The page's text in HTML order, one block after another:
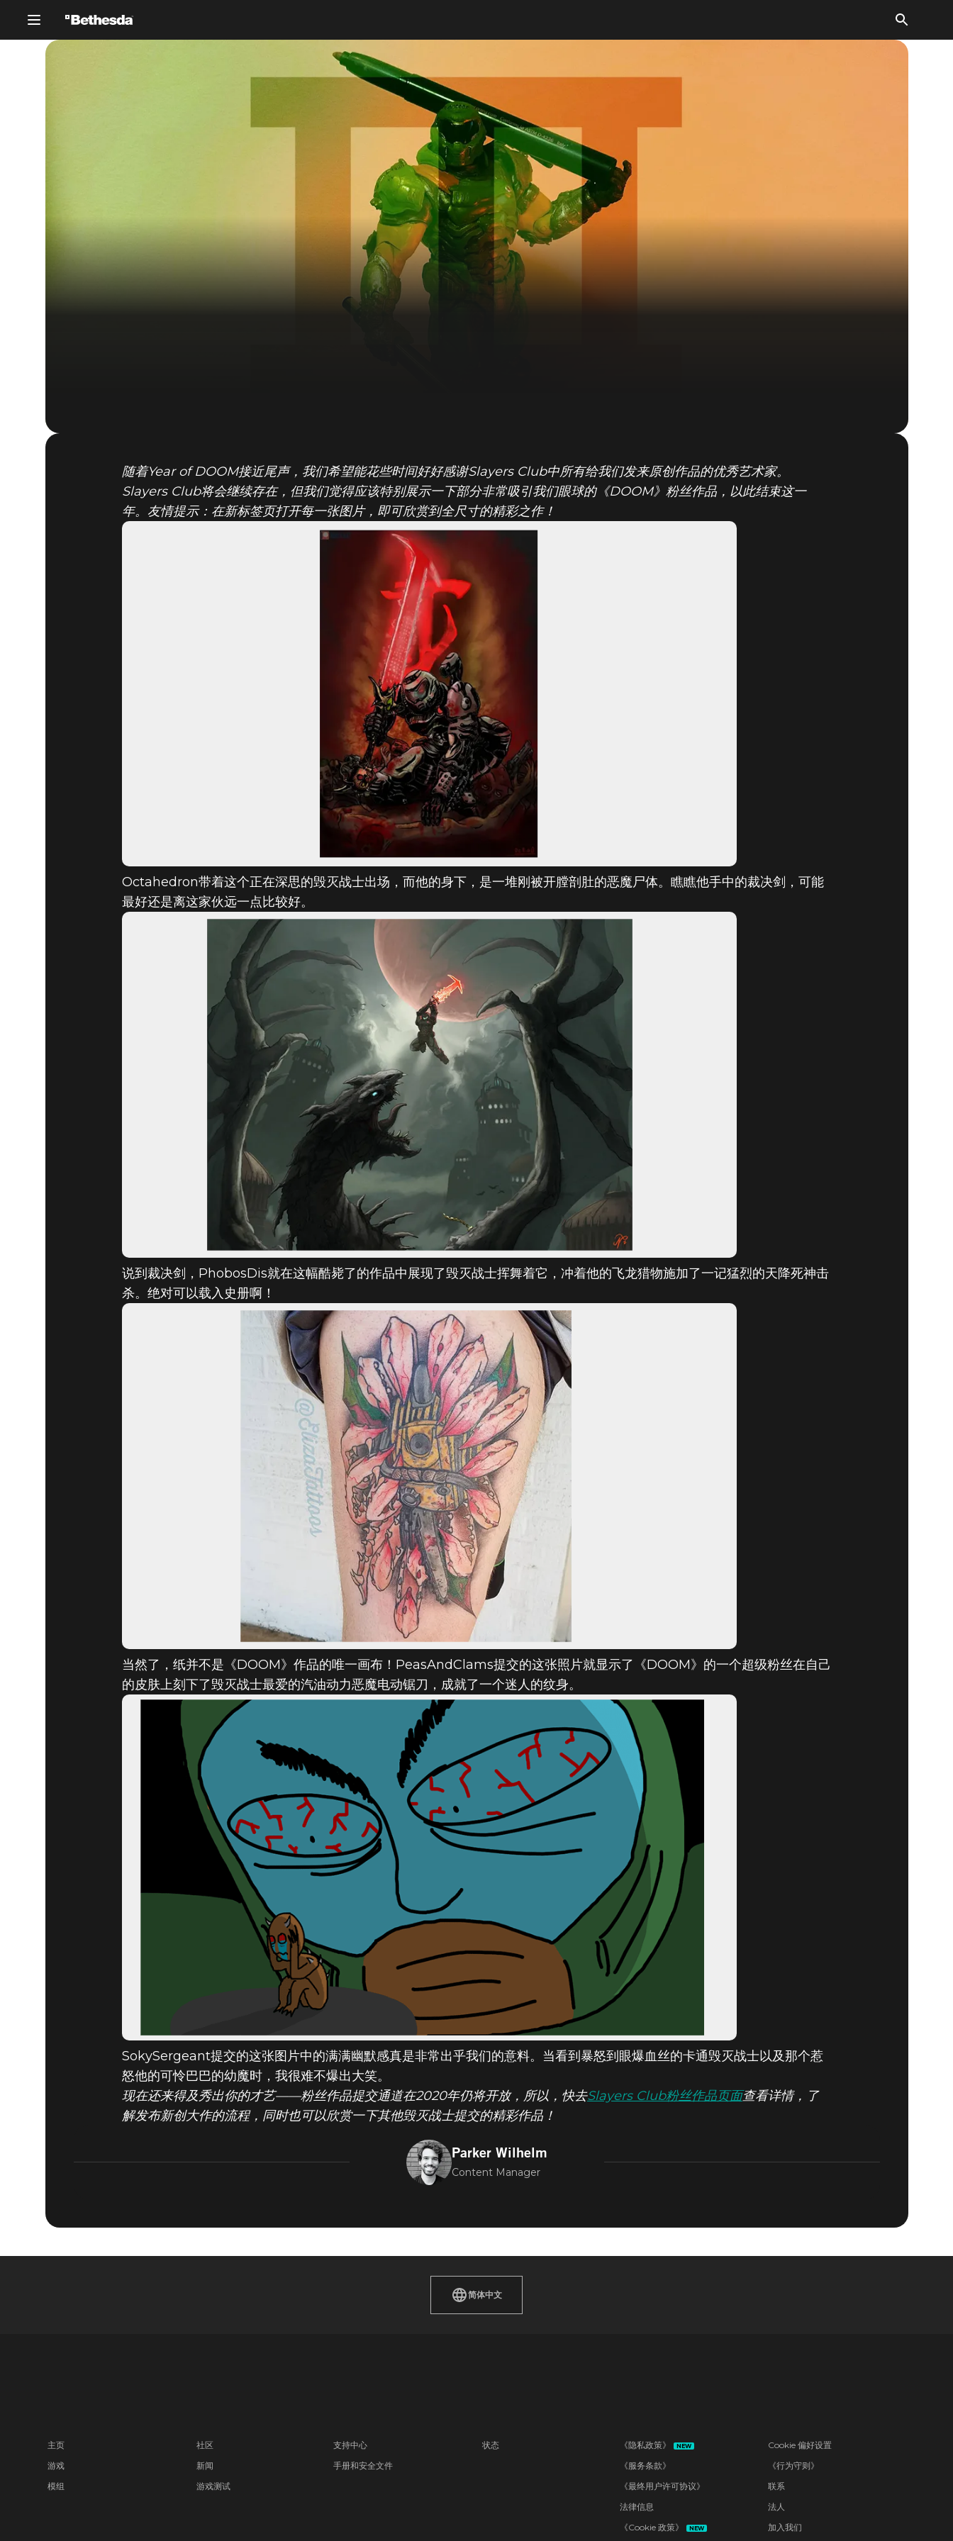
DOOM® Eternal
YEAR OF DOOM粉丝作品回顾展（第
随着Year of DOOM接近尾声，我们希望能花些时间好好感谢Slayers Club中所有给我们发来原创作品的优秀艺术家。
Slayers Club将会继续存在，但我们觉得应该特别展示一下部分非常吸引我们眼球的《DOOM》粉丝作品，以此结束这一
年。友情提示：在新标签页打开每一张图片，即可欣赏到全尺寸的精彩之作！
Octahedron带着这个正在深思的毁灭战士出场，而他的身下，是一堆刚被开膛剖肚的恶魔尸体。瞧瞧他手中的裁决剑，可能
最好还是离这家伙远一点比较好。
说到裁决剑，PhobosDis就在这幅酷毙了的作品中展现了毁灭战士挥舞着它，冲着他的飞龙猎物施加了一记猛烈的天降死神击
杀。绝对可以载入史册啊！
当然了，纸并不是《DOOM》作品的唯一画布！PeasAndClams提交的这张照片就显示了《DOOM》的一个超级粉丝在自己
的皮肤上刻下了毁灭战士最爱的汽油动力恶魔电动锯刀，成就了一个迷人的纹身。
SokySergeant提交的这张图片中的满满幽默感真是非常出乎我们的意料。当看到暴怒到眼爆血丝的卡通毁灭战士以及那个惹
怒他的可怜巴巴的幼魔时，我很难不爆出大笑。
现在还来得及秀出你的才艺——粉丝作品提交通道在2020年仍将开放，所以，快去Slayers Club粉丝作品页面查看详情，了
解发布新创大作的流程，同时也可以欣赏一下其他毁灭战士提交的精彩作品！
Parker Wilhelm
Content Manager
简体中文
主页
游戏
模组
社区
新闻
游戏测试
支持中心
手册和安全文件
状态 《隐私政策》 NEW
《服务条款》
《最终用户许可协议》
法律信息
《Cookie 政策》
NEW
Cookie 偏好设置
《行为守则》
联系
法人
加入我们